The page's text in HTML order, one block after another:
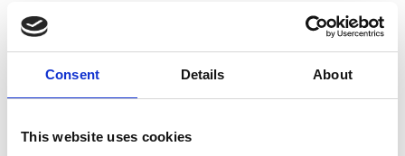
Consent Details About
This website uses cookies
Case Maclaim
Johan Barrios